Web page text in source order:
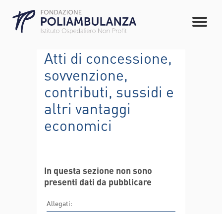
Atti di concessione,
sovvenzione,
contributi, sussidi e
altri vantaggi
economici
In questa sezione non sono
presenti dati da pubblicare
Allegati: